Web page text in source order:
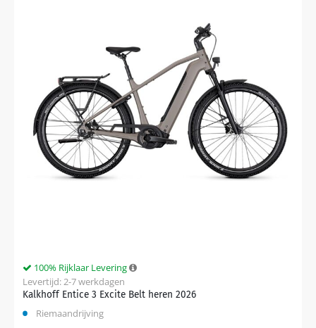
Kalkhoff Entice 3 Excite Belt heren 2026
100% Rijklaar Levering
Levertijd: 2-7 werkdagen
Riemaandrijving